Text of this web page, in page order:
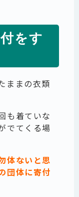
をす
ままの衣類
も着ていな
でてくる場
体ないと思
団体に寄付